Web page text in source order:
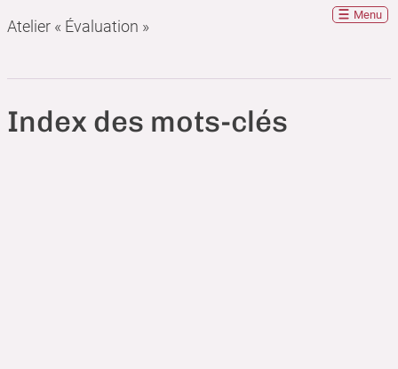
Atelier « Évaluation »
Menu
Index des mots-clés